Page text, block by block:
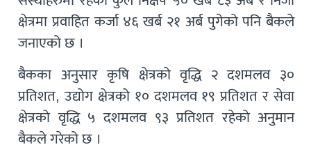
क्षेत्रमा प्रवाहित कर्जा ४६ खर्ब २१ अर्ब पुगेको पनि बैकले
जनाएको छ ।
बैकका अनुसार कृषि क्षेत्रको वृद्धि २ दशमलव ३०
प्रतिशत, उद्योग क्षेत्रको १० दशमलव १९ प्रतिशत र सेवा
क्षेत्रको वृद्धि ५ दशमलव ९३ प्रतिशत रहेको अनुमान
बैकले गरेको छ ।